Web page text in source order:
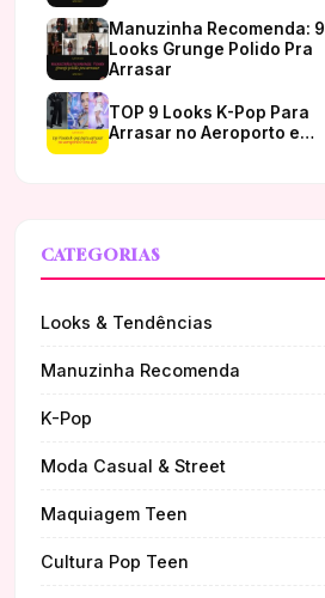
Manuzinha Recomenda: 9
Looks Grunge Polido Pra
Arrasar
TOP 9 Looks K-Pop Para
Arrasar no Aeroporto e…
CATEGORIAS
Looks & Tendências
Manuzinha Recomenda
K-Pop
Moda Casual & Street
Maquiagem Teen
Cultura Pop Teen